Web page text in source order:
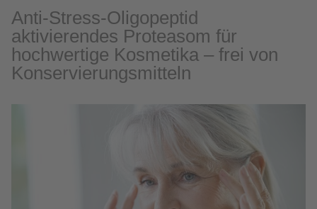
Anti-Stress-Oligopeptid
aktivierendes Proteasom für
hochwertige Kosmetika – frei von
Konservierungsmitteln